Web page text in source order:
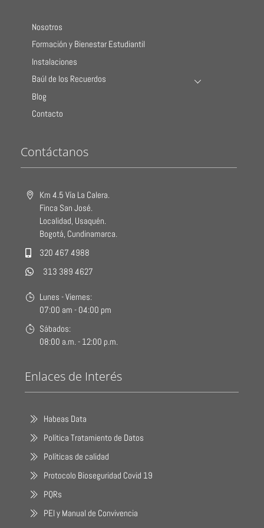
Nosotros
Formación y Bienestar Estudiantil
Instalaciones
Baúl de los Recuerdos
Blog
Contacto
Contáctanos
Km 4.5 Vía La Calera.
Finca San José.
Localidad, Usaquén.
Bogotá, Cundinamarca.
320 467 4988
313 389 4627
Lunes - Viernes:
07:00 am - 04:00 pm
Sábados:
08:00 a.m. - 12:00 p.m.
Enlaces de Interés
Habeas Data
Política Tratamiento de Datos
Políticas de calidad
Protocolo Bioseguridad Covid 19
PQRs
PEI y Manual de Convivencia